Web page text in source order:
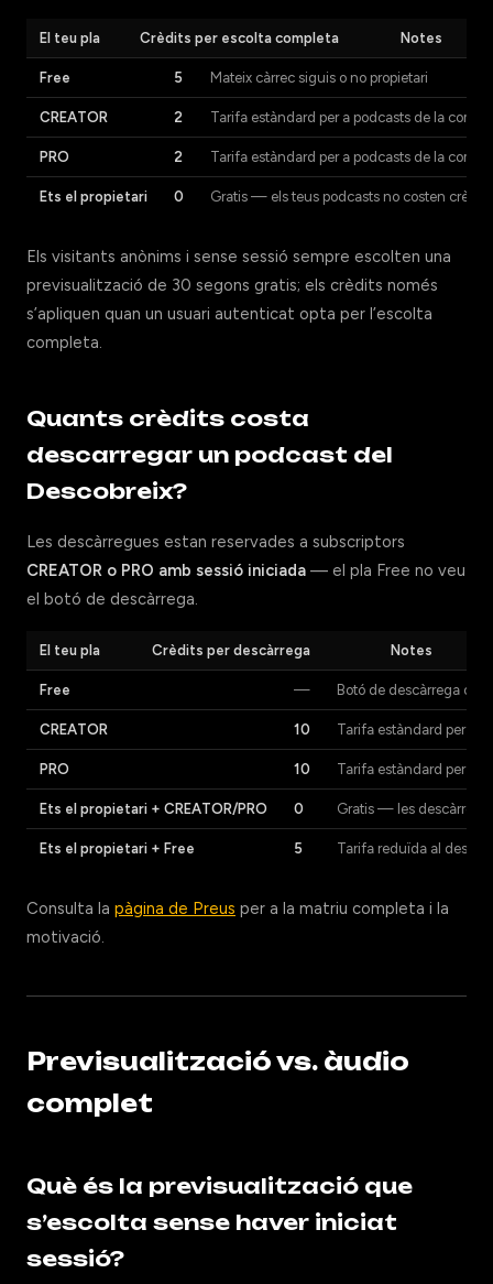
El teu pla Crèdits per escolta completa Notes
Free 5 Mateix càrrec siguis o no propietari
CREATOR 2 Tarifa estàndard per a podcasts de la
PRO 2 Tarifa estàndard per a podcasts de la
Ets el propietari 0 Gratis — els teus podcasts no costen crèdits
Els visitants anònims i sense sessió sempre escolten una
previsualització de 30 segons gratis; els crèdits només
s’apliquen quan un usuari autenticat opta per l’escolta
completa.
Quants crèdits costa
descarregar un podcast del
Descobreix?
Les descàrregues estan reservades a subscriptors
CREATOR o PRO amb sessió iniciada — el pla Free no veu
el botó de descàrrega.
El teu pla Crèdits per descàrrega Notes
Free — Botó de descàrrega
CREATOR 10 Tarifa estàndard per a
PRO 10 Tarifa estàndard per a
Ets el propietari + CREATOR/PRO 0 Gratis — les
Ets el propietari + Free 5 Tarifa reduïda al
Consulta la pàgina de Preus per a la matriu completa i la
motivació.
Previsualització vs. àudio
complet
Què és la previsualització que
s’escolta sense haver iniciat
sessió?